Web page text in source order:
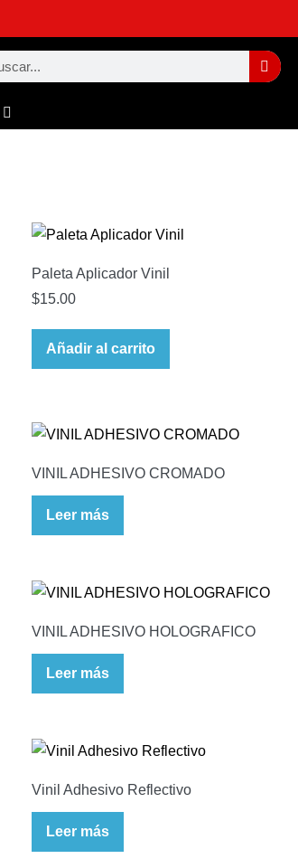
Paleta Aplicador Vinil
$15.00
Añadir al carrito
VINIL ADHESIVO CROMADO
Leer más
VINIL ADHESIVO HOLOGRAFICO
Leer más
Vinil Adhesivo Reflectivo
Leer más